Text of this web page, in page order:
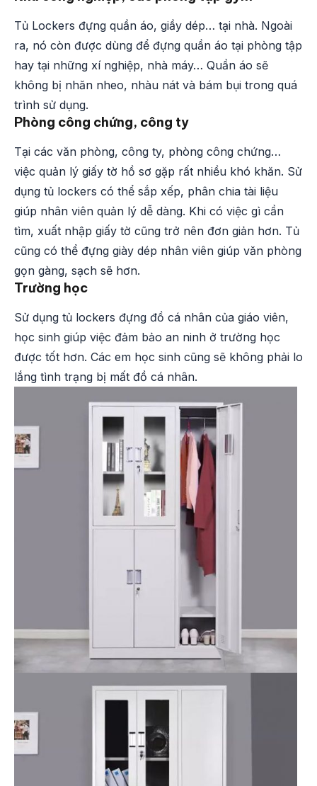
Tủ Lockers đựng quần áo, giầy dép… tại nhà. Ngoài
ra, nó còn được dùng để đựng quần áo tại phòng tập
hay tại những xí nghiệp, nhà máy… Quần áo sẽ
không bị nhăn nheo, nhàu nát và bám bụi trong quá
trình sử dụng.
Phòng công chứng, công ty
Tại các văn phòng, công ty, phòng công chứng…
việc quản lý giấy tờ hồ sơ gặp rất nhiều khó khăn. Sử
dụng tủ lockers có thể sắp xếp, phân chia tài liệu
giúp nhân viên quản lý dễ dàng. Khi có việc gì cần
tìm, xuất nhập giấy tờ cũng trở nên đơn giản hơn. Tủ
cũng có thể đựng giày dép nhân viên giúp văn phòng
gọn gàng, sạch sẽ hơn.
Trường học
Sử dụng tủ lockers đựng đồ cá nhân của giáo viên,
học sinh giúp việc đảm bảo an ninh ở trường học
được tốt hơn. Các em học sinh cũng sẽ không phải lo
lắng tình trạng bị mất đồ cá nhân.